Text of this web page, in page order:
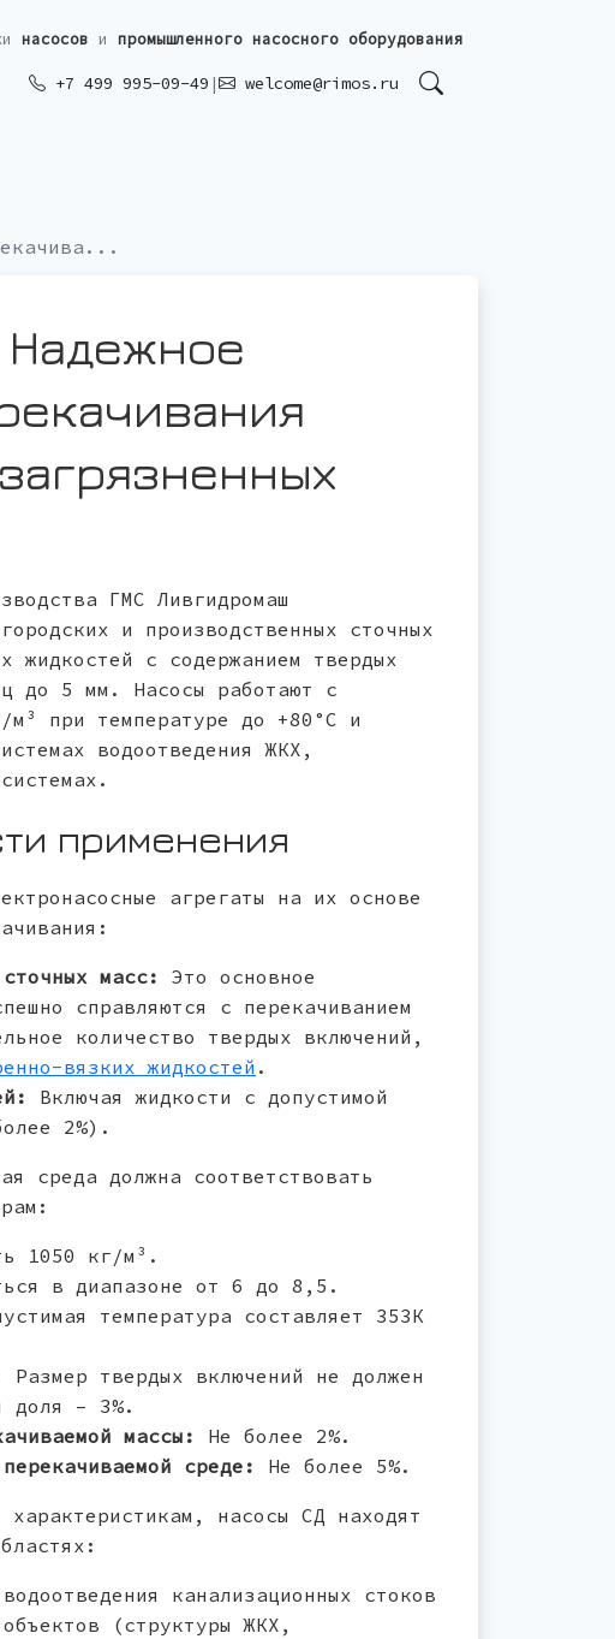
насосов и промышленного насосного оборудования
+7 499 995-09-49 | welcome@rimos.ru
Надежное
ГМС Ливгидромаш
и производственных сточных
жидкостей с содержанием твердых
до 5 мм. Насосы работают с
при температуре до +80°C и
водоотведения ЖКХ,
применения
агрегаты на их основе
масс:
Это основное
справляются с перекачиванием
количество твердых включений,
вязких жидкостей .
Включая жидкости с допустимой
2%).
среда должна соответствовать
1050 кг/м³.
в диапазоне от 6 до 8,5.
температура составляет 353К
Размер твердых включений не должен
доля – 3%.
массы:
Не более 2%.
среде:
Не более 5%.
характеристикам, насосы СД находят
канализационных стоков
(структуры ЖКХ,